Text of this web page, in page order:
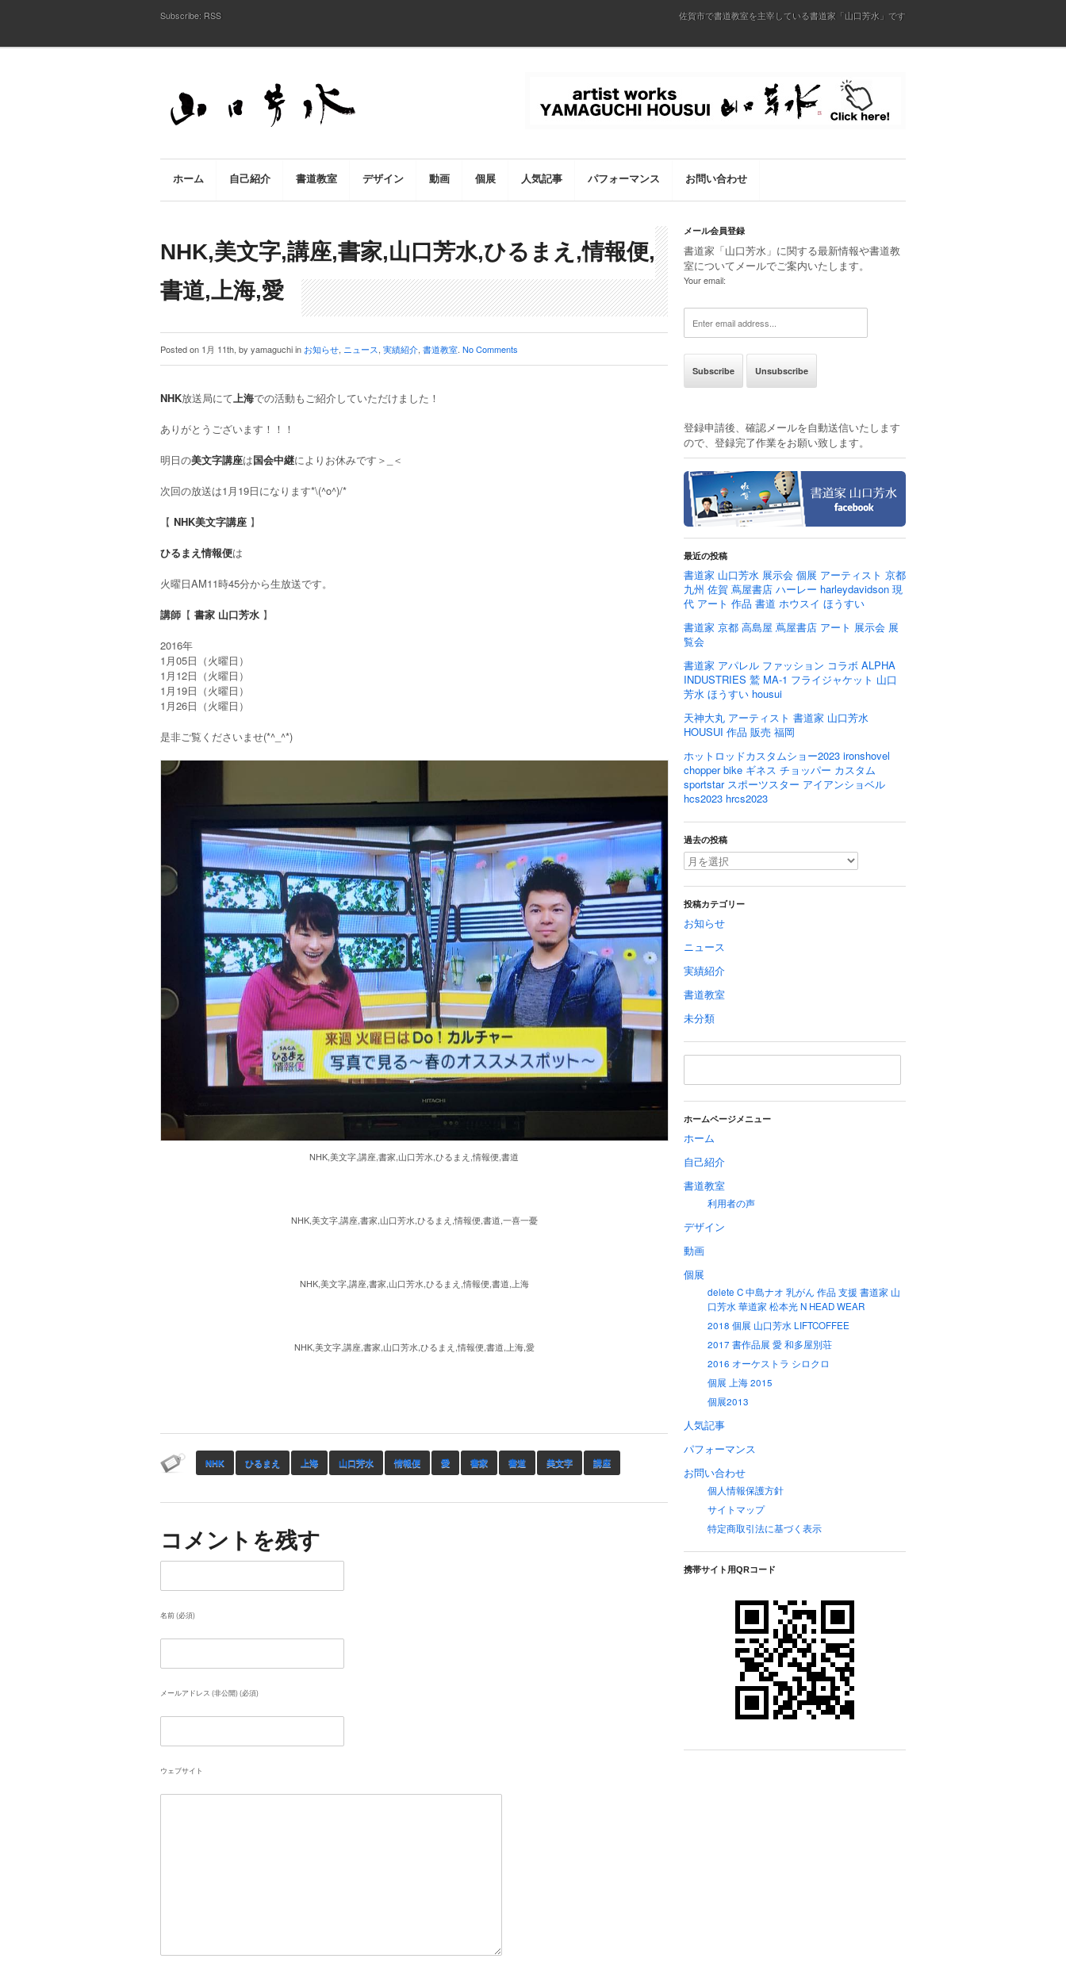
Subscribe: RSS 佐賀市で書道教室を主宰している書道家「山口芳水」です
ホーム 自己紹介 書道教室 デザイン 動画 個展 人気記事 パフォーマンス お問い合わせ
NHK,美文字,講座,書家,山口芳水,ひるまえ,情報便,
書道,上海,愛
Posted on 1月 11th, by yamaguchi in お知らせ, ニュース, 実績紹介, 書道教室. No Comments
NHK放送局にて上海での活動もご紹介していただけました！
ありがとうございます！！！
明日の美文字講座は国会中継によりお休みです＞_＜
次回の放送は1月19日になります*\(^o^)/*
【 NHK美文字講座 】
ひるまえ情報便は
火曜日AM11時45分から生放送です。
講師 【 書家 山口芳水 】
2016年
1月05日（火曜日）
1月12日（火曜日）
1月19日（火曜日）
1月26日（火曜日）
是非ご覧くださいませ(*^_^*)
NHK,美文字,講座,書家,山口芳水,ひるまえ,情報便,書道
NHK,美文字,講座,書家,山口芳水,ひるまえ,情報便,書道,一喜一憂
NHK,美文字,講座,書家,山口芳水,ひるまえ,情報便,書道,上海
NHK,美文字,講座,書家,山口芳水,ひるまえ,情報便,書道,上海,愛
NHK ひるまえ 上海 山口芳水 情報便 愛 書家 書道 美文字 講座
コメントを残す
名前 (必須)
メールアドレス (非公開) (必須)
ウェブサイト
メール会員登録
書道家「山口芳水」に関する最新情報や書道教
室についてメールでご案内いたします。
Your email:
登録申請後、確認メールを自動送信いたします
ので、登録完了作業をお願い致します。
最近の投稿
書道家 山口芳水 展示会 個展 アーティスト 京都
九州 佐賀 蔦屋書店 ハーレー harleydavidson 現
代 アート 作品 書道 ホウスイ ほうすい
書道家 京都 高島屋 蔦屋書店 アート 展示会 展
覧会
書道家 アパレル ファッション コラボ ALPHA
INDUSTRIES 鷲 MA-1 フライジャケット 山口
芳水 ほうすい housui
天神大丸 アーティスト 書道家 山口芳水
HOUSUI 作品 販売 福岡
ホットロッドカスタムショー2023 ironshovel
chopper bike ギネス チョッパー カスタム
sportstar スポーツスター アイアンショベル
hcs2023 hrcs2023
過去の投稿
投稿カテゴリー
お知らせ
ニュース
実績紹介
書道教室
未分類
ホームページメニュー
ホーム
自己紹介
書道教室
利用者の声
デザイン
動画
個展
delete C 中島ナオ 乳がん 作品 支援 書道家 山
口芳水 華道家 松本光 N HEAD WEAR
2018 個展 山口芳水 LIFTCOFFEE
2017 書作品展 愛 和多屋別荘
2016 オーケストラ シロクロ
個展 上海 2015
個展2013
人気記事
パフォーマンス
お問い合わせ
個人情報保護方針
サイトマップ
特定商取引法に基づく表示
携帯サイト用QRコード